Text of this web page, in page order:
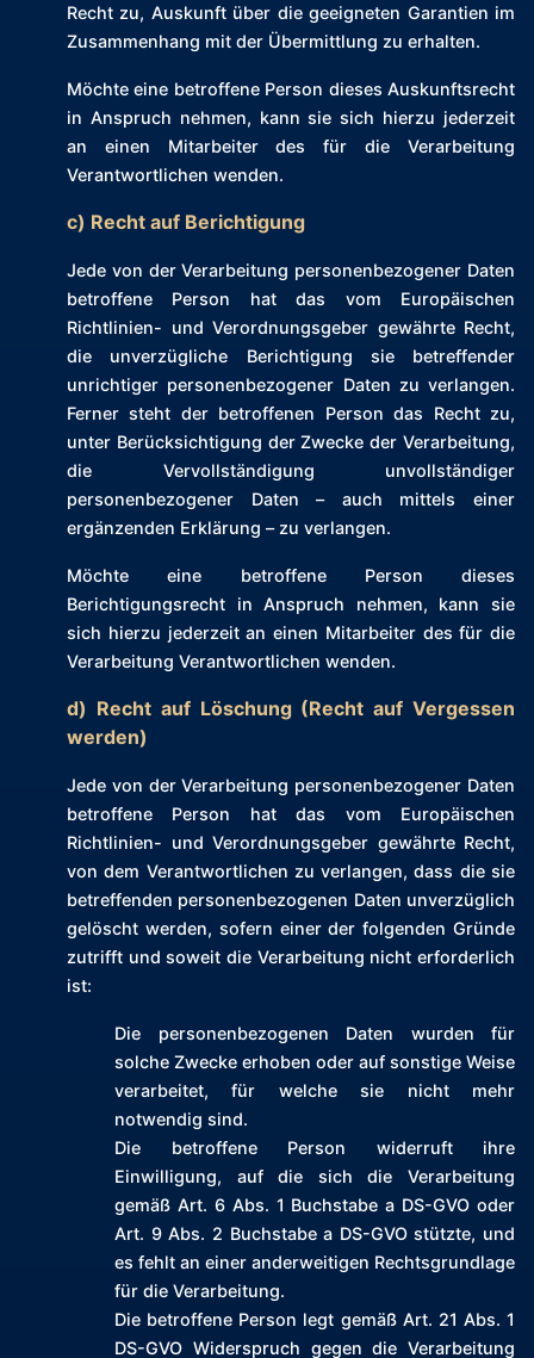
Recht zu, Auskunft über die geeigneten Garantien im
Zusammenhang mit der Übermittlung zu erhalten.
Möchte eine betroffene Person dieses Auskunftsrecht
in Anspruch nehmen, kann sie sich hierzu jederzeit
an einen Mitarbeiter des für die Verarbeitung
Verantwortlichen wenden.
c) Recht auf Berichtigung
Jede von der Verarbeitung personenbezogener Daten
betroffene Person hat das vom Europäischen
Richtlinien- und Verordnungsgeber gewährte Recht,
die unverzügliche Berichtigung sie betreffender
unrichtiger personenbezogener Daten zu verlangen.
Ferner steht der betroffenen Person das Recht zu,
unter Berücksichtigung der Zwecke der Verarbeitung,
die Vervollständigung unvollständiger
personenbezogener Daten – auch mittels einer
ergänzenden Erklärung – zu verlangen.
Möchte eine betroffene Person dieses
Berichtigungsrecht in Anspruch nehmen, kann sie
sich hierzu jederzeit an einen Mitarbeiter des für die
Verarbeitung Verantwortlichen wenden.
d) Recht auf Löschung (Recht auf Vergessen
werden)
Jede von der Verarbeitung personenbezogener Daten
betroffene Person hat das vom Europäischen
Richtlinien- und Verordnungsgeber gewährte Recht,
von dem Verantwortlichen zu verlangen, dass die sie
betreffenden personenbezogenen Daten unverzüglich
gelöscht werden, sofern einer der folgenden Gründe
zutrifft und soweit die Verarbeitung nicht erforderlich
ist:
Die personenbezogenen Daten wurden für
solche Zwecke erhoben oder auf sonstige Weise
verarbeitet, für welche sie nicht mehr
notwendig sind.
Die betroffene Person widerruft ihre
Einwilligung, auf die sich die Verarbeitung
gemäß Art. 6 Abs. 1 Buchstabe a DS-GVO oder
Art. 9 Abs. 2 Buchstabe a DS-GVO stützte, und
es fehlt an einer anderweitigen Rechtsgrundlage
für die Verarbeitung.
Die betroffene Person legt gemäß Art. 21 Abs. 1
DS-GVO Widerspruch gegen die Verarbeitung